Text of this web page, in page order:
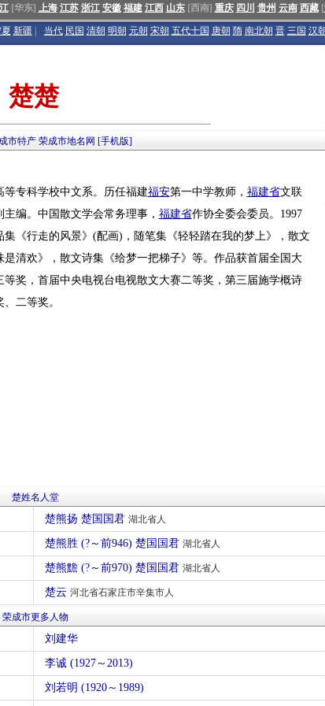
[华东] 上海 江苏 浙江 安徽 福建 江西 山东[西南] 重庆 四川 贵州 云南 西藏[
新疆 当代 民国 清朝 明朝 元朝 宋朝 五代十国 唐朝 隋 南北朝 晋 三国 汉朝
楚楚
市特产 荣成市地名网 [手机版]
等专科学校中文系。历任福建福安第一中学教师， 福建省文联
编。中国散文学会常务理事， 福建省作协全委会委员。1997
《行走的风景》(配画)，随笔集《轻轻踏在我的梦上》，散文
清欢》，散文诗集《给梦一把梯子》等。作品获首届全国大
奖，首届中央电视台电视散文大赛二等奖，第三届施学概诗
二等奖。
楚姓名人堂
楚熊扬 楚国国君 湖北省人
楚熊胜 (?～前946) 楚国国君 湖北省人
楚熊黵 (?～前970) 楚国国君 湖北省人
楚云 河北省石家庄市辛集市人
荣成市更多人物
刘建华
李诚 (1927～2013)
刘若明 (1920～1989)